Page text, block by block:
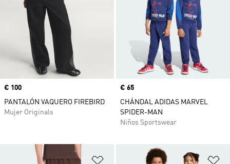
Precio
€ 100
PANTALÓN VAQUERO FIREBIRD
Mujer Originals
Precio
€ 65
CHÁNDAL ADIDAS MARVEL
SPIDER-MAN
Niños Sportswear
Añadir a la lista de deseos